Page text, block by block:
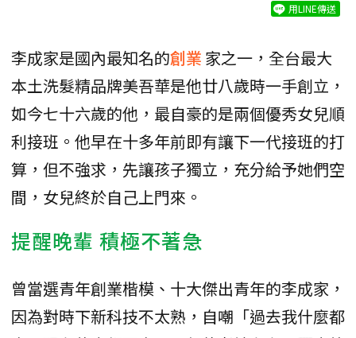
用LINE傳送
李成家是國內最知名的創業 家之一，全台最大
本土洗髮精品牌美吾華是他廿八歲時一手創立，
如今七十六歲的他，最自豪的是兩個優秀女兒順
利接班。他早在十多年前即有讓下一代接班的打
算，但不強求，先讓孩子獨立，充分給予她們空
間，女兒終於自己上門來。
提醒晚輩 積極不著急
曾當選青年創業楷模、十大傑出青年的李成家，
因為對時下新科技不太熟，自嘲「過去我什麼都